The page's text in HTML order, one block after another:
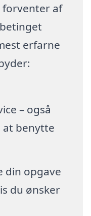
forventer af
erfarne
– også
at benytte
din opgave
du ønsker